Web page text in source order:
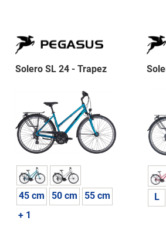
Solero SL 24 - Trapez
45 cm 50 cm
55 cm
+ 1
L